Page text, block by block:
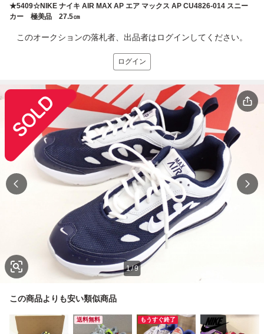
★5409☆NIKE ナイキ AIR MAX AP エア マックス AP CU4826-014 スニー
カー 極美品 27.5㎝
このオークションの落札者、出品者はログインしてください。
ログイン
1/9
この商品よりも安い類似商品
送料無料 もうすぐ終了